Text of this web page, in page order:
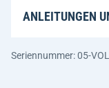
ANLEITUNGEN
Seriennummer: 05-